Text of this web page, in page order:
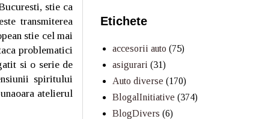
stie ca
transmiterea
stie cel mai
problematici
si o serie de
spiritului
atelierul
Etichete
accesorii auto (75)
asigurari (31)
Auto diverse (170)
BlogalInitiative (374)
BlogDivers (6)